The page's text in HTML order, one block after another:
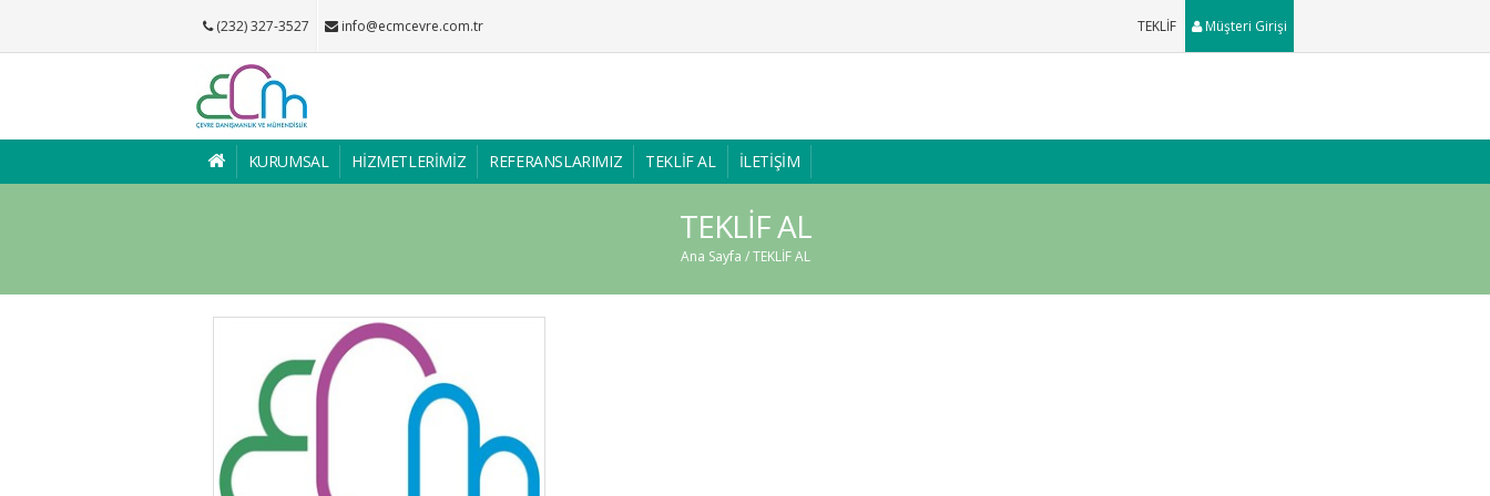
(232) 327-3527 info@ecmcevre.com.tr Müşteri Girişi
TEKLİF
KURUMSAL HİZMETLERİMİZ REFERANSLARIMIZ TEKLİF AL İLETİŞİM
TEKLİF AL
Ana Sayfa / TEKLİF AL